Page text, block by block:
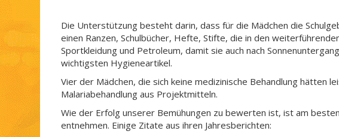
Die Unterstützung besteht darin, dass für die Mädchen die
einen Ranzen, Schulbücher, Hefte, Stifte, die in den
Sportkleidung und Petroleum, damit sie auch nach
wichtigsten Hygieneartikel.
Vier der Mädchen, die sich keine medizinische Behandlung hätten
Malariabehandlung aus Projektmitteln.
Wie der Erfolg unserer Bemühungen zu bewerten ist, ist am
entnehmen. Einige Zitate aus ihren Jahresberichten: